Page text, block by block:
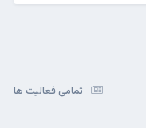
تمامی فعالیت ها